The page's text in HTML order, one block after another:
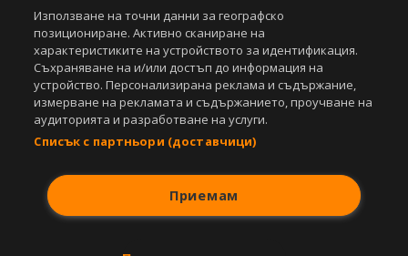
СвалиБЕЗПЛАТНОТОприложение за:
Android
Powered by:
Използване на точни данни за географско
позициониране. Активно сканиране на
характеристиките на устройството за идентификация.
Съхраняване на и/или достъп до информация на
устройство. Персонализирана реклама и съдържание,
измерване на рекламата и съдържанието, проучване на
аудиторията и разработване на услуги.
Списък с партньори (доставчици)
Приемам